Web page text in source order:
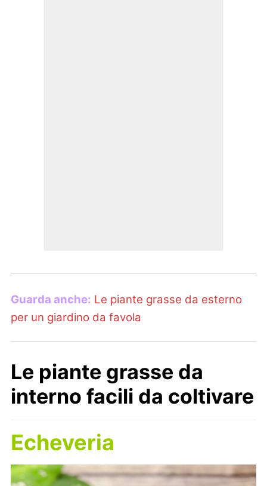
Guarda anche: Le piante grasse da esterno
per un giardino da favola
Le piante grasse da
interno facili da coltivare
Echeveria